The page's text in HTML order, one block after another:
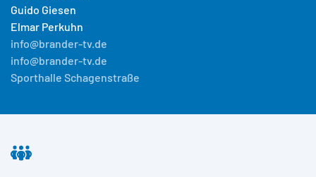
Guido Giesen
Elmar Perkuhn
info@brander-tv.de
info@brander-tv.de
Sporthalle Schagenstraße